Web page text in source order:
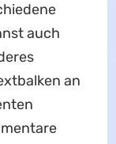
auch
an